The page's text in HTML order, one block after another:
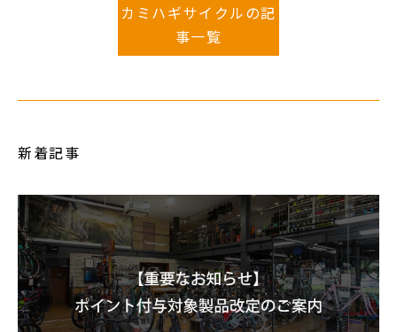
カミハギサイクルの記
事一覧
新着記事